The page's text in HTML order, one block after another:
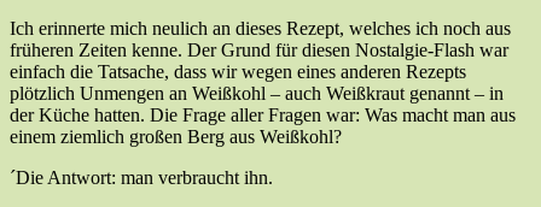
Ich erinnerte mich neulich an dieses Rezept, welches ich noch aus
früheren Zeiten kenne. Der Grund für diesen Nostalgie-Flash war
einfach die Tatsache, dass wir wegen eines anderen Rezepts
plötzlich Unmengen an Weißkohl – auch Weißkraut genannt – in
der Küche hatten. Die Frage aller Fragen war: Was macht man aus
einem ziemlich großen Berg aus Weißkohl?
´Die Antwort: man verbraucht ihn.